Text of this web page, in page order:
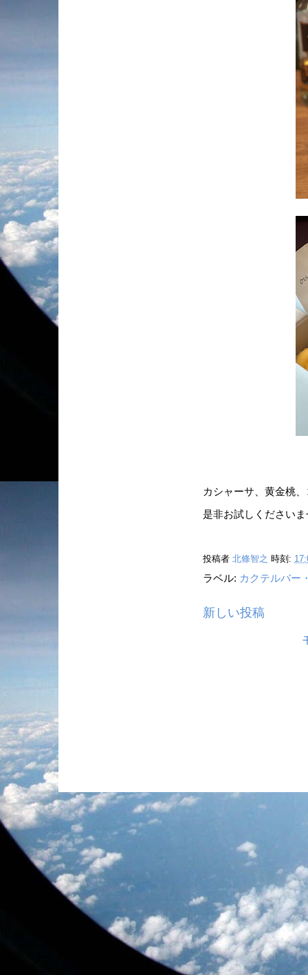
カシャーサ、黄金桃
是非お試しくださいま
投稿者 北條智之 時刻:
ラベル: カクテルバー
新しい投稿